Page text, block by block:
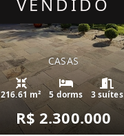
CASAS
216.61 m² 5 dorms 3 suítes
R$ 2.300.000